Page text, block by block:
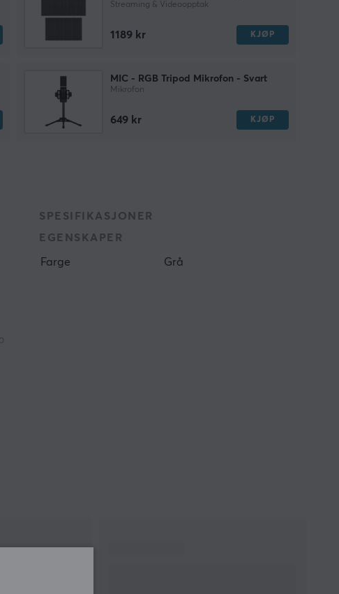
Streaming & Videoopptak
1189 kr KJØP
MIC - RGB Tripod Mikrofon - Svart
Mikrofon
649 kr KJØP
SPESIFIKASJONER
EGENSKAPER
Farge Grå